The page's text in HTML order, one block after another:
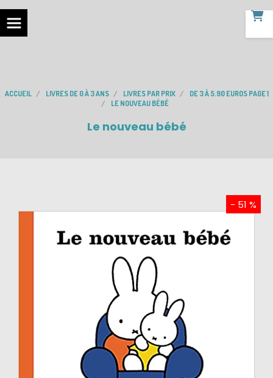
ACCUEIL LIVRES DE 0 À 3 ANS LIVRES PAR PRIX
DE 3 À 5.90 EUROS PAGE 1
LE NOUVEAU BÉBÉ
Le nouveau bébé
- 51 %